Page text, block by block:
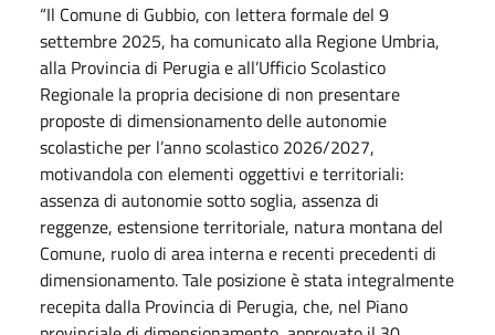
“Il Comune di Gubbio, con lettera formale del 9
settembre 2025, ha comunicato alla Regione Umbria,
alla Provincia di Perugia e all’Ufficio Scolastico
Regionale la propria decisione di non presentare
proposte di dimensionamento delle autonomie
scolastiche per l’anno scolastico 2026/2027,
motivandola con elementi oggettivi e territoriali:
assenza di autonomie sotto soglia, assenza di
reggenze, estensione territoriale, natura montana del
Comune, ruolo di area interna e recenti precedenti di
dimensionamento. Tale posizione è stata integralmente
recepita dalla Provincia di Perugia, che, nel Piano